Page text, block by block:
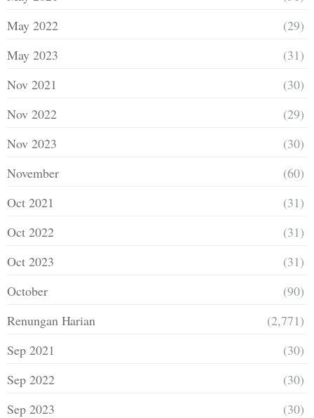
May 2022
(29)
May 2023
(31)
Nov 2021
(30)
Nov 2022
(29)
Nov 2023
(30)
November
(60)
Oct 2021
(31)
Oct 2022
(31)
Oct 2023
(31)
October
(90)
Renungan Harian
(2,771)
Sep 2021
(30)
Sep 2022
(30)
Sep 2023
(30)